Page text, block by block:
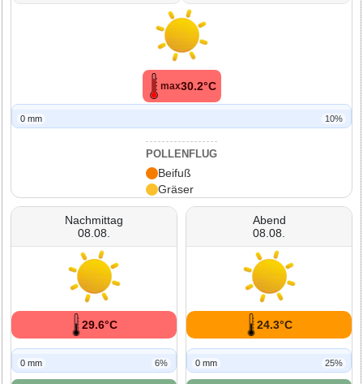
max30.2°C
0 mm 10%
POLLENFLUG
Beifuß
Gräser
Nachmittag
08.08.
29.6°C
0 mm 6%
Abend
08.08.
24.3°C
0 mm 25%